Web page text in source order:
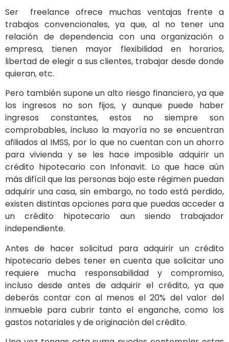
Ser freelance ofrece muchas ventajas frente a
trabajos convencionales, ya que, al no tener una
relación de dependencia con una organización o
empresa, tienen mayor flexibilidad en horarios,
libertad de elegir a sus clientes, trabajar desde donde
quieran, etc.
Pero también supone un alto riesgo financiero, ya que
los ingresos no son fijos, y aunque puede haber
ingresos constantes, estos no siempre son
comprobables, incluso la mayoría no se encuentran
afiliados al IMSS, por lo que no cuentan con un ahorro
para vivienda y se les hace imposible adquirir un
crédito hipotecario con Infonavit. Lo que hace aún
más difícil que las personas bajo este régimen puedan
adquirir una casa, sin embargo, no todo está perdido,
existen distintas opciones para que puedas acceder a
un crédito hipotecario aun siendo trabajador
independiente.
Antes de hacer solicitud para adquirir un crédito
hipotecario debes tener en cuenta que solicitar uno
requiere mucha responsabilidad y compromiso,
incluso desde antes de adquirir el crédito, ya que
deberás contar con al menos el 20% del valor del
inmueble para cubrir tanto el enganche, como los
gastos notariales y de originación del crédito.